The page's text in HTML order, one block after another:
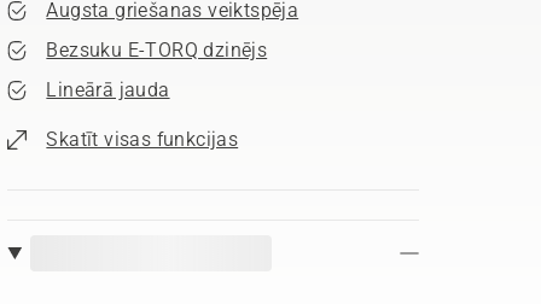
Augsta griešanas veiktspēja
Bezsuku E-TORQ dzinējs
Lineārā jauda
Skatīt visas funkcijas